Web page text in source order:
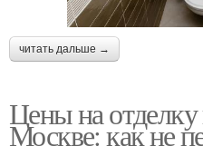
читать дальше →
Цены на
Москве: как не